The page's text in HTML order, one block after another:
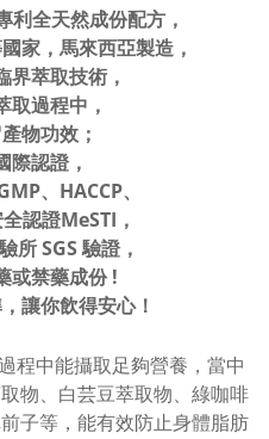
利全天然成份配方，
家， 馬來西亞製造 ，
界萃取技術 ，
取過程中，
物功效 ；
際認證，
、HACCP、
認證MeSTI ，
所 SGS 驗證，
或禁藥成份 !
， 讓你飲得安心！
程中能攝取足夠營養，當中
物、白芸豆萃取物、綠咖啡
子等，能有效防止身體脂肪